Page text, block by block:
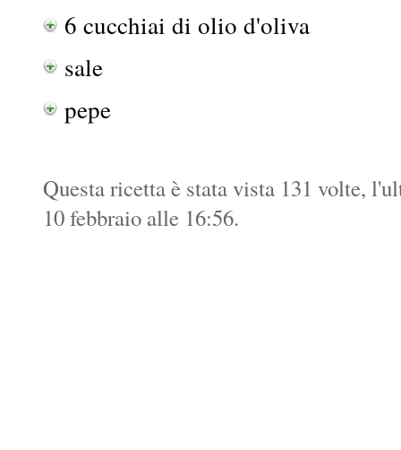
6 cucchiai di olio d'oliva
sale
pepe
Questa ricetta è stata vista 131 volte,
10 febbraio alle 16:56.